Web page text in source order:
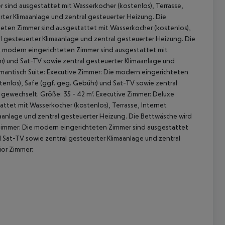
ausgestattet mit Wasserkocher (kostenlos), Terrasse,
Klimaanlage und zentral gesteuerter Heizung. Die
Zimmer sind ausgestattet mit Wasserkocher (kostenlos),
Klimaanlage und zentral gesteuerter Heizung. Die
modern eingerichteten Zimmer sind ausgestattet mit
und Sat-TV sowie zentral gesteuerter Klimaanlage und
Suite: Executive Zimmer: Die modern eingerichteten
Safe (ggf. geg. Gebühr) und Sat-TV sowie zentral
Größe: 35 - 42 m². Executive Zimmer: Deluxe
mit Wasserkocher (kostenlos), Terrasse, Internet
und zentral gesteuerter Heizung. Die Bettwäsche wird
Die modern eingerichteten Zimmer sind ausgestattet
TV sowie zentral gesteuerter Klimaanlage und zentral
Zimmer: